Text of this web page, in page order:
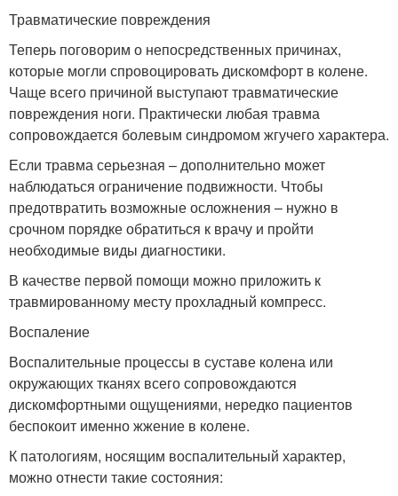
Травматические повреждения
Теперь поговорим о непосредственных причинах,
которые могли спровоцировать дискомфорт в колене.
Чаще всего причиной выступают травматические
повреждения ноги. Практически любая травма
сопровождается болевым синдромом жгучего характера.
Если травма серьезная – дополнительно может
наблюдаться ограничение подвижности. Чтобы
предотвратить возможные осложнения – нужно в
срочном порядке обратиться к врачу и пройти
необходимые виды диагностики.
В качестве первой помощи можно приложить к
травмированному месту прохладный компресс.
Воспаление
Воспалительные процессы в суставе колена или
окружающих тканях всего сопровождаются
дискомфортными ощущениями, нередко пациентов
беспокоит именно жжение в колене.
К патологиям, носящим воспалительный характер,
можно отнести такие состояния: